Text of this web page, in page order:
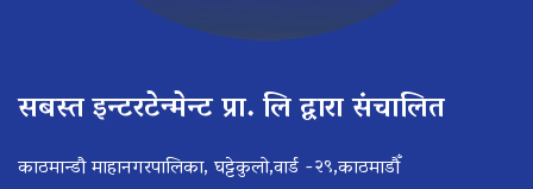
सबस्त इन्टरटेन्मेन्ट प्रा. लि द्वारा संचालित
काठमान्डौ माहानगरपालिका, घट्टेकुलो,वार्ड -२९,काठमाडौँ